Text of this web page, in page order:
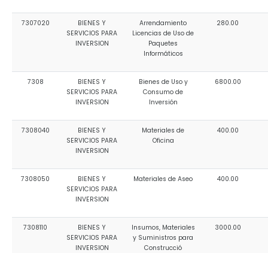
7307020
BIENES Y
SERVICIOS PARA
INVERSION
Arrendamiento
Licencias de Uso de
Paquetes
Informáticos
280.00
7308
BIENES Y
SERVICIOS PARA
INVERSION
Bienes de Uso y
Consumo de
Inversión
6800.00
7308040
BIENES Y
SERVICIOS PARA
INVERSION
Materiales de
Oficina
400.00
7308050
BIENES Y
SERVICIOS PARA
INVERSION
Materiales de Aseo 400.00
7308110
BIENES Y
SERVICIOS PARA
INVERSION
Insumos, Materiales
y Suministros para
Construcció
3000.00